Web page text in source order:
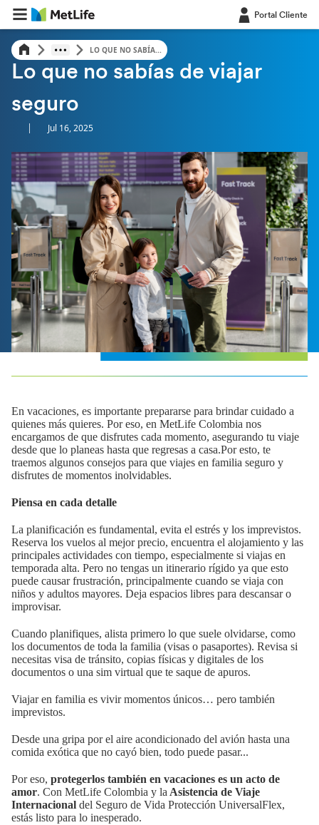
Portal Cliente
LO QUE NO SABÍA...
FAMILIA
Lo que no sabías de viajar
seguro
| Jul 16, 2025
En vacaciones, es importante prepararse para brindar cuidado a
quienes más quieres. Por eso, en MetLife Colombia nos
encargamos de que disfrutes cada momento, asegurando tu viaje
desde que lo planeas hasta que regresas a casa.Por esto, te
traemos algunos consejos para que viajes en familia seguro y
disfrutes de momentos inolvidables.
Piensa en cada detalle
La planificación es fundamental, evita el estrés y los imprevistos.
Reserva los vuelos al mejor precio, encuentra el alojamiento y las
principales actividades con tiempo, especialmente si viajas en
temporada alta. Pero no tengas un itinerario rígido ya que esto
puede causar frustración, principalmente cuando se viaja con
niños y adultos mayores. Deja espacios libres para descansar o
improvisar.
Cuando planifiques, alista primero lo que suele olvidarse, como
los documentos de toda la familia (visas o pasaportes). Revisa si
necesitas visa de tránsito, copias físicas y digitales de los
documentos o una sim virtual que te saque de apuros.
Viajar en familia es vivir momentos únicos… pero también
imprevistos.
Desde una gripa por el aire acondicionado del avión hasta una
comida exótica que no cayó bien, todo puede pasar...
Por eso, protegerlos también en vacaciones es un acto de
amor. Con MetLife Colombia y laAsistencia de Viaje
Internacional del Seguro de Vida Protección UniversalFlex,
estás listo para lo inesperado.